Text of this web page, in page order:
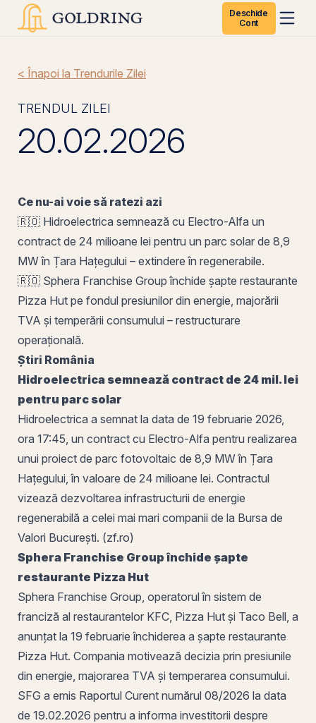
Deschide
Cont
< Înapoi la Trendurile Zilei
TRENDUL ZILEI
20.02.2026
Ce nu-ai voie să ratezi azi
🇷🇴 Hidroelectrica semnează cu Electro-Alfa un
contract de 24 milioane lei pentru un parc solar de 8,9
MW în Țara Hațegului – extindere în regenerabile.
🇷🇴 Sphera Franchise Group închide șapte restaurante
Pizza Hut pe fondul presiunilor din energie, majorării
TVA și temperării consumului – restructurare
operațională.
Știri România
Hidroelectrica semnează contract de 24 mil. lei
pentru parc solar
Hidroelectrica a semnat la data de 19 februarie 2026,
ora 17:45, un contract cu Electro-Alfa pentru realizarea
unui proiect de parc fotovoltaic de 8,9 MW în Țara
Hațegului, în valoare de 24 milioane lei. Contractul
vizează dezvoltarea infrastructurii de energie
regenerabilă a celei mai mari companii de la Bursa de
Valori București. (zf.ro)
Sphera Franchise Group închide șapte
restaurante Pizza Hut
Sphera Franchise Group, operatorul în sistem de
franciză al restaurantelor KFC, Pizza Hut și Taco Bell, a
anunțat la 19 februarie închiderea a șapte restaurante
Pizza Hut. Compania motivează decizia prin presiunile
din energie, majorarea TVA și temperarea consumului.
SFG a emis Raportul Curent numărul 08/2026 la data
de 19.02.2026 pentru a informa investitorii despre